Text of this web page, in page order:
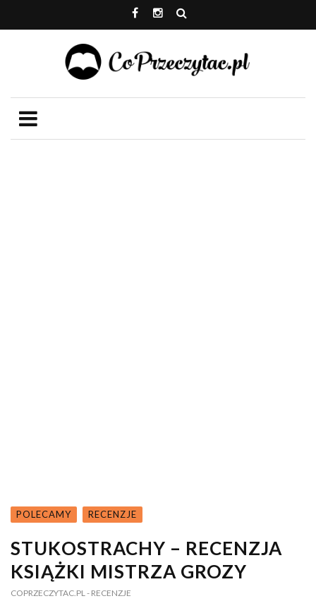
POLECAMY RECENZJE
STUKOSTRACHY – RECENZJA
KSIĄŻKI MISTRZA GROZY
COPRZECZYTAC.PL - RECENZJE